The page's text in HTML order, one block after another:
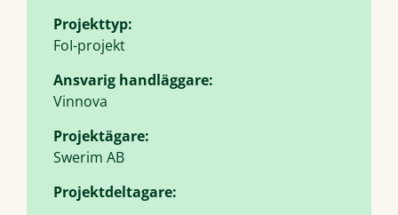
Projekttyp:
FoI-projekt
Ansvarig handläggare:
Vinnova
Projektägare:
Swerim AB
Projektdeltagare: